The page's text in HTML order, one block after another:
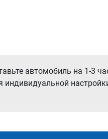
автомобиль на 1-3
индивидуальной